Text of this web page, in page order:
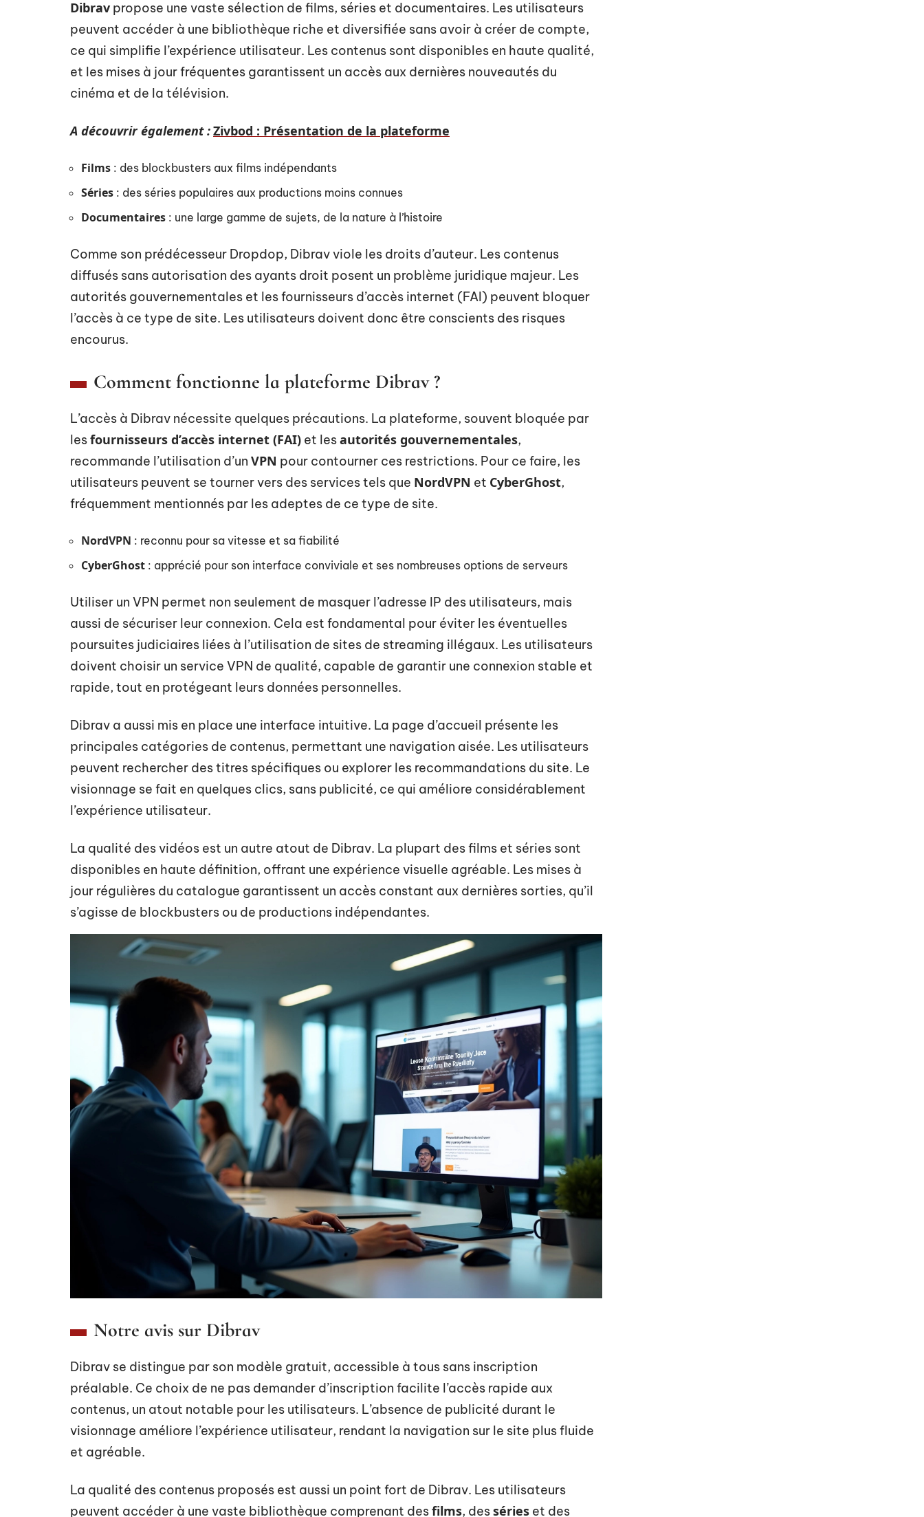
Dibrav propose une vaste sélection de films, séries et documentaires. Les utilisateurs
peuvent accéder à une bibliothèque riche et diversifiée sans avoir à créer de compte,
ce qui simplifie l’expérience utilisateur. Les contenus sont disponibles en haute qualité,
et les mises à jour fréquentes garantissent un accès aux dernières nouveautés du
cinéma et de la télévision.
A découvrir également :Zivbod : Présentation de la plateforme
Films : des blockbusters aux films indépendants
Séries : des séries populaires aux productions moins connues
Documentaires : une large gamme de sujets, de la nature à l’histoire
Comme son prédécesseur Dropdop, Dibrav viole les droits d’auteur. Les contenus
diffusés sans autorisation des ayants droit posent un problème juridique majeur. Les
autorités gouvernementales et les fournisseurs d’accès internet (FAI) peuvent bloquer
l’accès à ce type de site. Les utilisateurs doivent donc être conscients des risques
encourus.
Comment fonctionne la plateforme Dibrav ?
L’accès à Dibrav nécessite quelques précautions. La plateforme, souvent bloquée par
lesfournisseurs d’accès internet (FAI) et lesautorités gouvernementales,
recommande l’utilisation d’un VPN pour contourner ces restrictions. Pour ce faire, les
utilisateurs peuvent se tourner vers des services tels que NordVPN et CyberGhost,
fréquemment mentionnés par les adeptes de ce type de site.
NordVPN : reconnu pour sa vitesse et sa fiabilité
CyberGhost : apprécié pour son interface conviviale et ses nombreuses options de serveurs
Utiliser un VPN permet non seulement de masquer l’adresse IP des utilisateurs, mais
aussi de sécuriser leur connexion. Cela est fondamental pour éviter les éventuelles
poursuites judiciaires liées à l’utilisation de sites de streaming illégaux. Les utilisateurs
doivent choisir un service VPN de qualité, capable de garantir une connexion stable et
rapide, tout en protégeant leurs données personnelles.
Dibrav a aussi mis en place une interface intuitive. La page d’accueil présente les
principales catégories de contenus, permettant une navigation aisée. Les utilisateurs
peuvent rechercher des titres spécifiques ou explorer les recommandations du site. Le
visionnage se fait en quelques clics, sans publicité, ce qui améliore considérablement
l’expérience utilisateur.
La qualité des vidéos est un autre atout de Dibrav. La plupart des films et séries sont
disponibles en haute définition, offrant une expérience visuelle agréable. Les mises à
jour régulières du catalogue garantissent un accès constant aux dernières sorties, qu’il
s’agisse de blockbusters ou de productions indépendantes.
Notre avis sur Dibrav
Dibrav se distingue par son modèle gratuit, accessible à tous sans inscription
préalable. Ce choix de ne pas demander d’inscription facilite l’accès rapide aux
contenus, un atout notable pour les utilisateurs. L’absence de publicité durant le
visionnage améliore l’expérience utilisateur, rendant la navigation sur le site plus fluide
et agréable.
La qualité des contenus proposés est aussi un point fort de Dibrav. Les utilisateurs
peuvent accéder à une vaste bibliothèque comprenant desfilms, desséries et des